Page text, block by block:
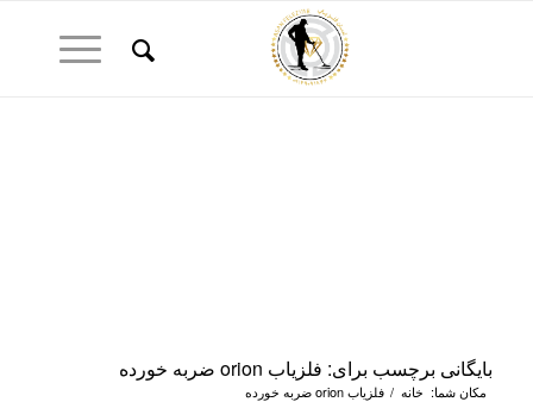
بایگانی برچسب برای: فلزیاب orion ضربه خورده
مکان شما: خانه / فلزیاب orion ضربه خورده